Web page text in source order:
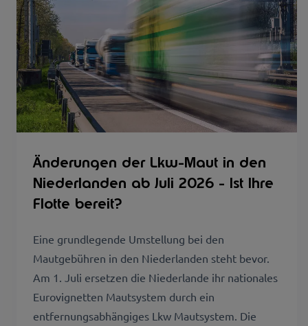
Änderungen der Lkw-Maut in den
Niederlanden ab Juli 2026 - Ist Ihre
Flotte bereit?
Eine grundlegende Umstellung bei den
Mautgebühren in den Niederlanden steht bevor.
Am 1. Juli ersetzen die Niederlande ihr nationales
Eurovignetten Mautsystem durch ein
entfernungsabhängiges Lkw Mautsystem. Die